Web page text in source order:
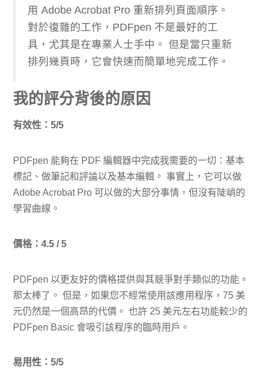
用 Adob​​e Acrobat Pro 重新排列頁面順序。
對於復雜的工作，PDFpen 不是最好的工
具，尤其是在專業人士手中。 但是當只重新
排列幾頁時，它會快速而簡單地完成工作。
我的評分背後的原因
有效性：5/5
PDFpen 能夠在 PDF 編輯器中完成我需要的一切：基本
標記、做筆記和評論以及基本編輯。 事實上，它可以做
Adob​​e Acrobat Pro 可以做的大部分事情，但沒有陡峭的
學習曲線。
價格：4.5 / 5
PDFpen 以更友好的價格提供與其競爭對手類似的功能。
那太棒了。 但是，如果您不經常使用該應用程序，75 美
元仍然是一個高昂的代價。 也許 25 美元左右功能較少的
PDFpen Basic 會吸引該程序的臨時用戶。
易用性：5/5